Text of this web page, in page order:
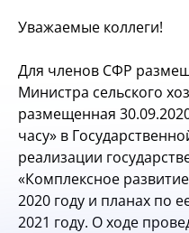
Уважаемые коллеги!
Для членов СФР
Министра сельского
размещенная
часу» в
реализации
«Комплексное
2020 году и планах по
2021 году. О ходе